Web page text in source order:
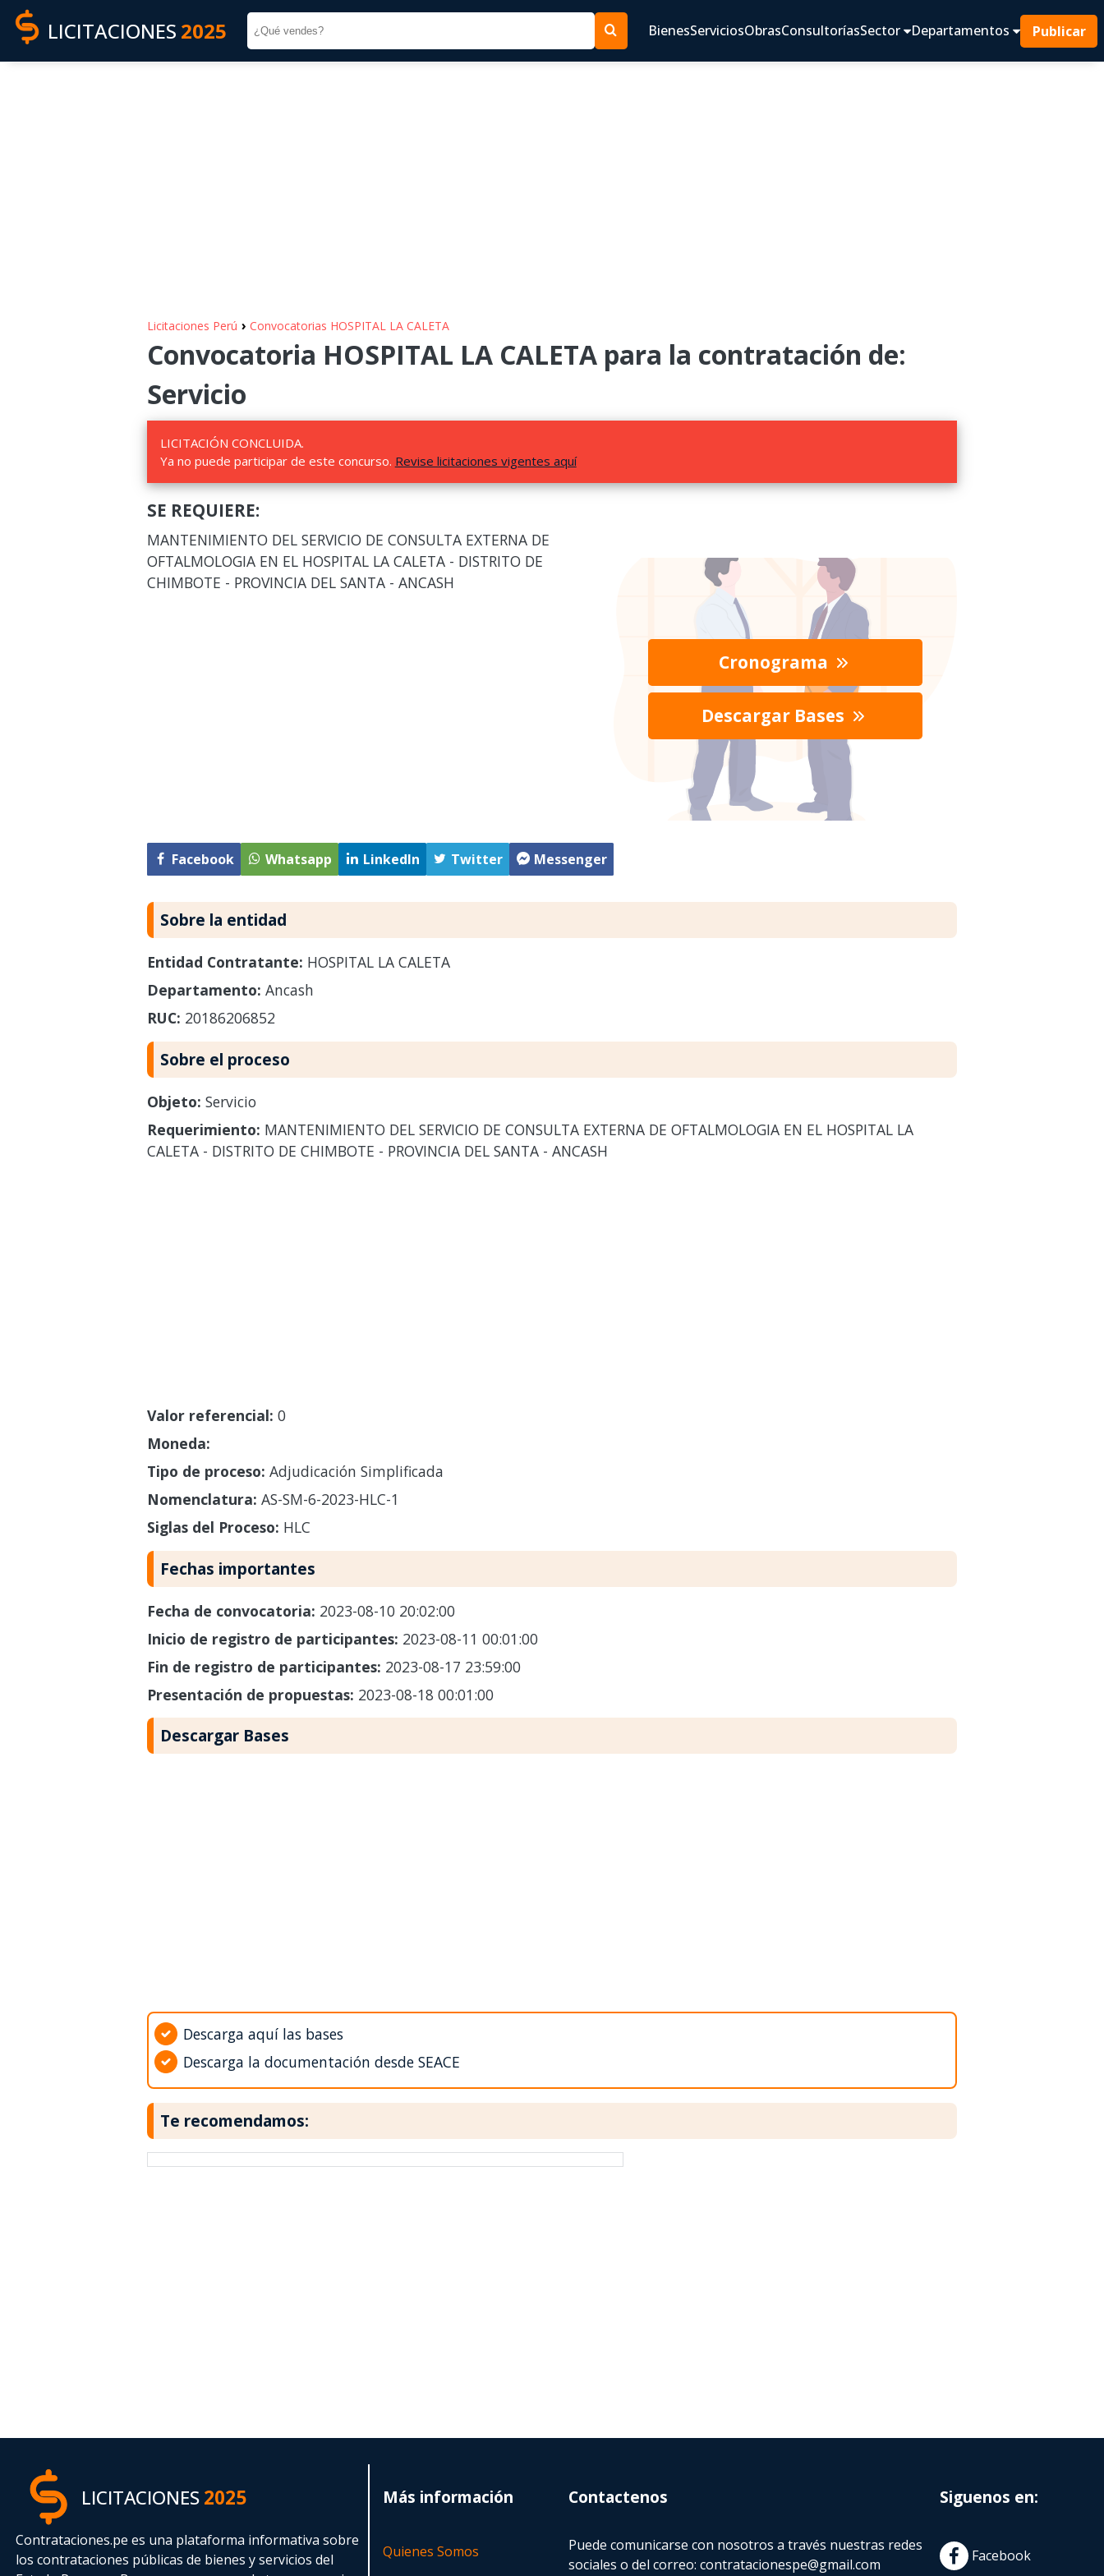
LICITACIONES 2025 BienesServiciosObrasConsultoríasSector Departamentos Publicar
Licitaciones Perú › Convocatorias HOSPITAL LA CALETA
Convocatoria HOSPITAL LA CALETA para la contratación de:
Servicio
LICITACIÓN CONCLUIDA.
Ya no puede participar de este concurso. Revise licitaciones vigentes aquí
SE REQUIERE:
MANTENIMIENTO DEL SERVICIO DE CONSULTA EXTERNA DE
OFTALMOLOGIA EN EL HOSPITAL LA CALETA - DISTRITO DE
CHIMBOTE - PROVINCIA DEL SANTA - ANCASH
Facebook Whatsapp LinkedIn Twitter Messenger
Cronograma
Descargar Bases
Sobre la entidad
Entidad Contratante: HOSPITAL LA CALETA
Departamento: Ancash
RUC: 20186206852
Sobre el proceso
Objeto: Servicio
Requerimiento: MANTENIMIENTO DEL SERVICIO DE CONSULTA EXTERNA DE OFTALMOLOGIA EN EL HOSPITAL LA
CALETA - DISTRITO DE CHIMBOTE - PROVINCIA DEL SANTA - ANCASH
Valor referencial: 0
Moneda:
Tipo de proceso: Adjudicación Simplificada
Nomenclatura: AS-SM-6-2023-HLC-1
Siglas del Proceso: HLC
Fechas importantes
Fecha de convocatoria: 2023-08-10 20:02:00
Inicio de registro de participantes: 2023-08-11 00:01:00
Fin de registro de participantes: 2023-08-17 23:59:00
Presentación de propuestas: 2023-08-18 00:01:00
Descargar Bases
Descarga aquí las bases
Descarga la documentación desde SEACE
Te recomendamos:
LICITACIONES2025
Contrataciones.pe es una plataforma informativa sobre
los contrataciones públicas de bienes y servicios del
Más información
Quienes Somos
Contactenos
Puede comunicarse con nosotros a través nuestras redes
sociales o del correo:contratacionespe@gmail.com
Siguenos en:
Facebook